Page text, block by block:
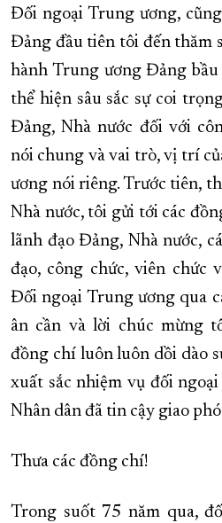
Đối ngoại Trung ương,
Đảng đầu tiên tôi đến thăm
hành Trung ương Đảng
thể hiện sâu sắc sự coi
Đảng, Nhà nước đối với
nói chung và vai trò, vị trí
ương nói riêng. Trước tiên,
Nhà nước, tôi gửi tới các
lãnh đạo Đảng, Nhà nước,
đạo, công chức, viên chức
Đối ngoại Trung ương qua
ân cần và lời chúc mừng
đồng chí luôn luôn dồi dào
xuất sắc nhiệm vụ đối
Nhân dân đã tin cậy giao
Thưa các đồng chí!
Trong suốt 75 năm qua,